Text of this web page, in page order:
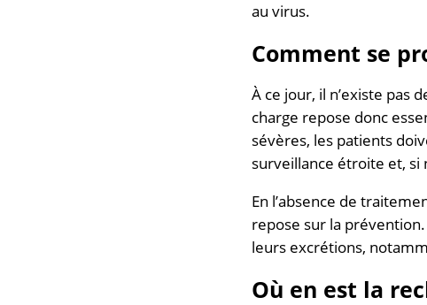
au virus.
Comment se
À ce jour, il n’existe pas
charge repose donc
sévères, les patients
surveillance étroite et,
En l’absence de
repose sur la
leurs excrétions,
Où en est la